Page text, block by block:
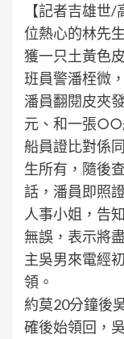
【記者吉雄世
位熱心的林先
獲一只土黃色
班員警潘桎微
潘員翻閱皮夾
元、和一張○○
船員證比對係
生所有，隨後
話，潘員即照
人事小姐，告
無誤，表示將
主吳男來電經
領。
約莫20分鐘後
確後始領回，